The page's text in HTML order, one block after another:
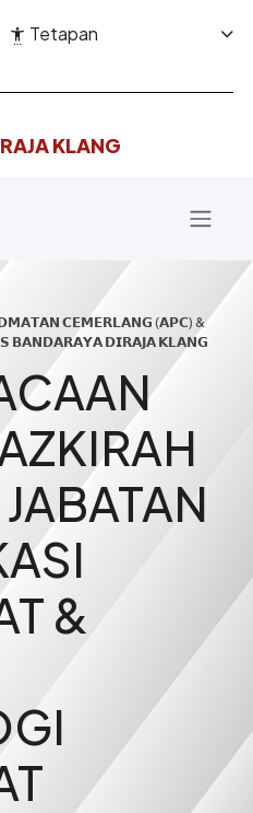
KLANG
Tetapan
𝗖𝗘𝗠𝗘𝗥𝗟𝗔𝗡𝗚 (𝗔𝗣𝗖) &
𝗕𝗔𝗡𝗗𝗔𝗥𝗔𝗬𝗔 𝗗𝗜𝗥𝗔𝗝𝗔 𝗞𝗟𝗔𝗡𝗚
&